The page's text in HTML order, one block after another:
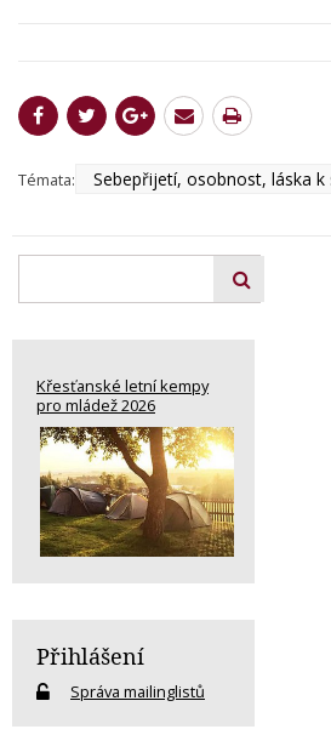
Témata: Sebepřijetí, osobnost, láska
Křesťanské letní kempy
pro mládež 2026
Přihlášení
Správa mailinglistů